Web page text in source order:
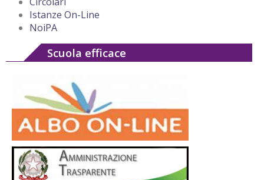
Istanze On-Line
NoiPA
Scuola efficace